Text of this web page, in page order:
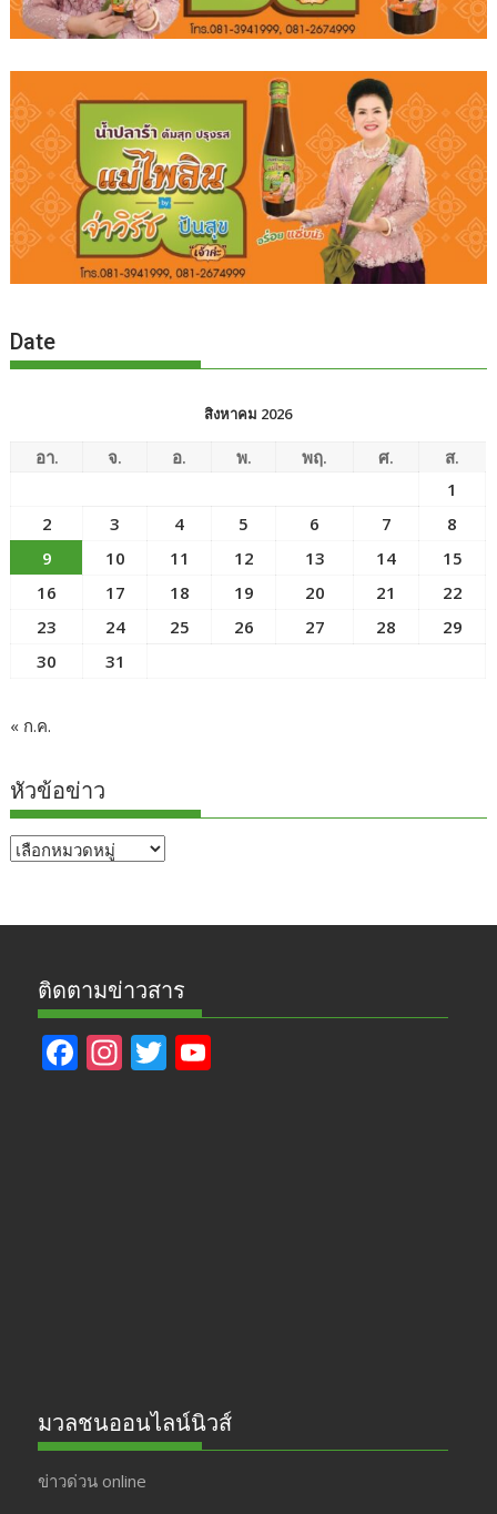
Date
สิงหาคม 2026
อา. จ. อ. พ. พฤ. ศ.
ส.
1
2
3 4 5 6 7
8
9
10 11 12 13 14
15
16
17 18 19 20 21
22
23
24 25 26 27 28
29
30
31
« ก.ค.
หัวข้อข่าว
หัวข้อ
ติดตามข่าวสาร
F In T
มวลชนออนไลน์นิวส์
ข่าวด่วน online